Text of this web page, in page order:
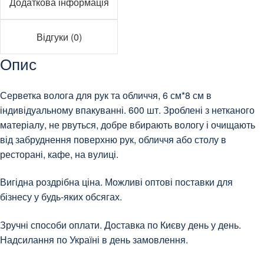
Відгуки (0)
Опис
Серветка волога для рук та обличчя, 6 см*8 см в
індивідуальному впакуванні. 600 шт. Зроблені з нетканого
матеріалу, не рвуться, добре вбирають вологу і очищають
від забруднення поверхню рук, обличчя або столу в
ресторані, кафе, на вулиці.
Вигідна роздрібна ціна. Можливі оптові поставки для
бізнесу у будь-яких обсягах.
Зручні способи оплати. Доставка по Києву день у день.
Надсилання по Україні в день замовлення.